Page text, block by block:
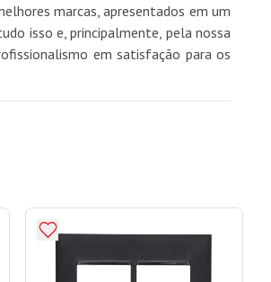
marcas, apresentados em um
isso e, principalmente, pela nossa
em satisfação para os